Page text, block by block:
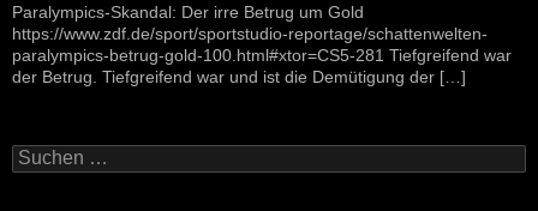
Paralympics-Skandal: Der irre Betrug um Gold
https://www.zdf.de/sport/sportstudio-reportage/schattenwelten-
paralympics-betrug-gold-100.html#xtor=CS5-281 Tiefgreifend war
der Betrug. Tiefgreifend war und ist die Demütigung der […]
Suchen
nach: